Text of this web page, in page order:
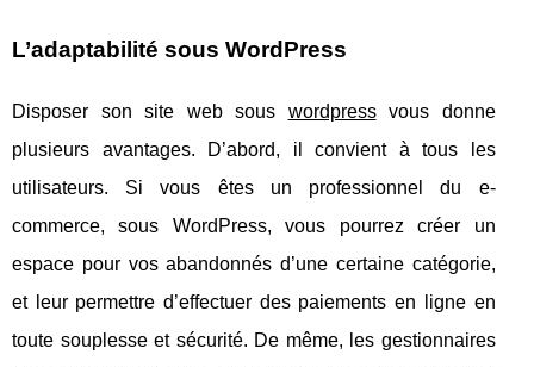
L’adaptabilité sous WordPress
Disposer son site web sous wordpressvous donne
plusieurs avantages. D’abord, il convient à tous les
utilisateurs. Si vous êtes un professionnel du e-
commerce, sous WordPress, vous pourrez créer un
espace pour vos abandonnés d’une certaine catégorie,
et leur permettre d’effectuer des paiements en ligne en
toute souplesse et sécurité. De même, les gestionnaires